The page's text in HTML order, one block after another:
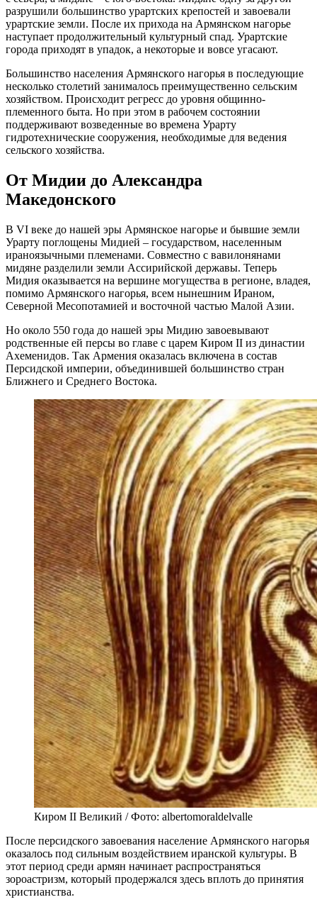
разрушили большинство урартских крепостей и завоевали
урартские земли. После их прихода на Армянском нагорье
наступает продолжительный культурный спад. Урартские
города приходят в упадок, а некоторые и вовсе угасают.
Большинство населения Армянского нагорья в последующие
несколько столетий занималось преимущественно сельским
хозяйством. Происходит регресс до уровня общинно-
племенного быта. Но при этом в рабочем состоянии
поддерживают возведенные во времена Урарту
гидротехнические сооружения, необходимые для ведения
сельского хозяйства.
От Мидии до Александра
Македонского
В VI веке до нашей эры Армянское нагорье и бывшие земли
Урарту поглощены Мидией – государством, населенным
ираноязычными племенами. Совместно с вавилонянами
мидяне разделили земли Ассирийской державы. Теперь
Мидия оказывается на вершине могущества в регионе, владея,
помимо Армянского нагорья, всем нынешним Ираном,
Северной Месопотамией и восточной частью Малой Азии.
Но около 550 года до нашей эры Мидию завоевывают
родственные ей персы во главе с царем Киром II из династии
Ахеменидов. Так Армения оказалась включена в состав
Персидской империи, объединившей большинство стран
Ближнего и Среднего Востока.
Киром II Великий / Фото: albertomoraldelvalle
После персидского завоевания население Армянского нагорья
оказалось под сильным воздействием иранской культуры. В
этот период среди армян начинает распространяться
зороастризм, который продержался здесь вплоть до принятия
христианства.